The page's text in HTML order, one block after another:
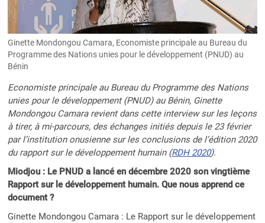
Ginette Mondongou Camara, Economiste principale au Bureau du
Programme des Nations unies pour le développement (PNUD) au
Bénin
Economiste principale au Bureau du Programme des Nations
unies pour le développement (PNUD) au Bénin, Ginette
Mondongou Camara revient dans cette interview sur les leçons
à tirer, à mi-parcours, des échanges initiés depuis le 23 février
par l’institution onusienne sur les conclusions de l’édition 2020
du rapport sur le développement humain (RDH 2020).
Miodjou : Le PNUD a lancé en décembre 2020 son vingtième
Rapport sur le développement humain. Que nous apprend ce
document ?
Ginette Mondongou Camara : Le Rapport sur le développement